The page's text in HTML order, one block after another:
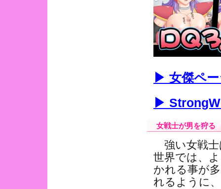
▶ 女傑ペ
▶
女戦士が男を狩る
強い女戦士
世界では、
かれる事が
れるように